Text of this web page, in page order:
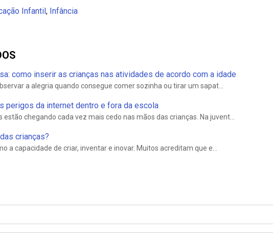
Infantil, Infância
como inserir as crianças nas atividades de acordo com a idade
a alegria quando consegue comer sozinha ou tirar um sapat...
perigos da internet dentro e fora da escola
chegando cada vez mais cedo nas mãos das crianças. Na juvent...
crianças?
a capacidade de criar, inventar e inovar. Muitos acreditam que e...